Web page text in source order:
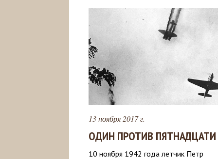
13 ноября 2017 г.
ОДИН ПРОТИВ ПЯТНАДЦАТИ
10 ноября 1942 года летчик Петр